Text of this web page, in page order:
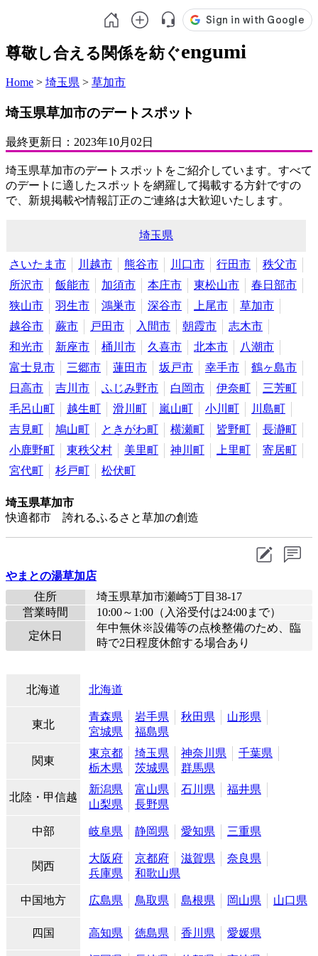
尊敬し合える関係を紡ぐengumi
Home > 埼玉県 > 草加市
埼玉県草加市のデートスポット
最終更新日： 2023年10月02日
埼玉県草加市のデートスポットをご紹介しています。すべて
のデートに適したスポットを網羅して掲載する方針ですの
で、新規掲載や情報訂正のご連絡は大歓迎いたします。
埼玉県
さいたま市 川越市 熊谷市 川口市 行田市
秩父市
所沢市
飯能市 加須市 本庄市 東松山市
春日部市
狭山市
羽生市 鴻巣市 深谷市 上尾市
草加市
越谷市
蕨市 戸田市 入間市 朝霞市
志木市
和光市
新座市 桶川市 久喜市 北本市
八潮市
富士見市
三郷市 蓮田市 坂戸市 幸手市
鶴ヶ島市
日高市
吉川市 ふじみ野市 白岡市 伊奈町
三芳町
毛呂山町
越生町 滑川町 嵐山町 小川町
川島町
吉見町
鳩山町 ときがわ町 横瀬町 皆野町
長瀞町
小鹿野町
東秩父村 美里町 神川町 上里町
寄居町
宮代町
杉戸町 松伏町
埼玉県草加市
快適都市 誇れるふるさと草加の創造
やまとの湯草加店
住所
埼玉県草加市瀬崎5丁目38-17
営業時間
10:00～1:00（入浴受付は24:00まで）
定休日
年中無休※設備等の点検整備のため、臨
時で2日程度休館する場合あり
北海道 北海道
東北
青森県 岩手県 秋田県
山形県
宮城県
福島県
関東
東京都 埼玉県 神奈川県
千葉県
栃木県
茨城県 群馬県
北陸・甲信越
新潟県 富山県 石川県
福井県
山梨県
長野県
中部 岐阜県 静岡県 愛知県 三重県
関西
大阪府 京都府 滋賀県
奈良県
兵庫県
和歌山県
中国地方 広島県 鳥取県 島根県 岡山県 山口県
四国 高知県 徳島県 香川県 愛媛県